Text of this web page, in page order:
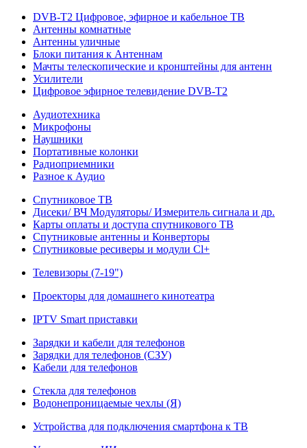
DVB-T2 Цифровое, эфирное и кабельное ТВ
Антенны комнатные
Антенны уличные
Блоки питания к Антеннам
Мачты телескопические и кронштейны для антенн
Усилители
Цифровое эфирное телевидение DVB-Т2
Аудиотехника
Микрофоны
Наушники
Портативные колонки
Радиоприемники
Разное к Аудио
Спутниковое ТВ
Дисеки/ ВЧ Модуляторы/ Измеритель сигнала и др.
Карты оплаты и доступа спутникового ТВ
Спутниковые антенны и Конверторы
Спутниковые ресиверы и модули Cl+
Телевизоры (7-19")
Проекторы для домашнего кинотеатра
IPTV Smart приставки
Зарядки и кабели для телефонов
Зарядки для телефонов (СЗУ)
Кабели для телефонов
Стекла для телефонов
Водонепроницаемые чехлы (Я)
Устройства для подключения смартфона к ТВ